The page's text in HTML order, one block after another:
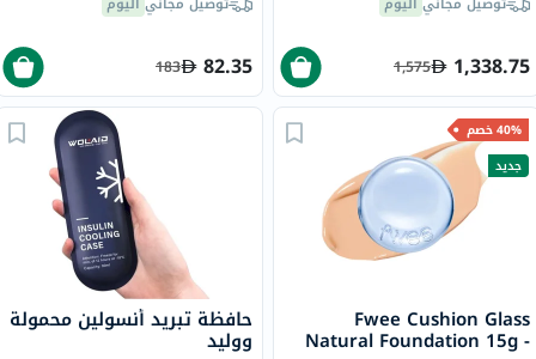
1,338.75
1,575
82.35
183
40% خصم
جديد
Fwee Cushion Glass
Natural Foundation 15g -
حافظة تبريد أنسولين محمولة
ووليد